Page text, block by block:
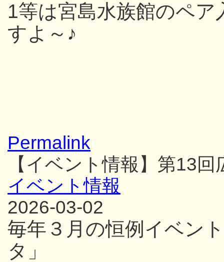
1等は宮島水族館のペ
すよ～♪
Permalink
【イベント情報】第13
イベント情報
2026-03-02
毎年３月の恒例イベン
タ」